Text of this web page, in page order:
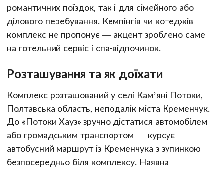
романтичних поїздок, так і для сімейного або
ділового перебування. Кемпінгів чи котеджів
комплекс не пропонує — акцент зроблено саме
на готельний сервіс і спа-відпочинок.
Розташування та як доїхати
Комплекс розташований у селі Кам’яні Потоки,
Полтавська область, неподалік міста Кременчук.
До «Потоки Хауз» зручно дістатися автомобілем
або громадським транспортом — курсує
автобусний маршрут із Кременчука з зупинкою
безпосередньо біля комплексу. Наявна